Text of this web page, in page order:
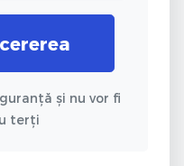
și nu vor fi
terți